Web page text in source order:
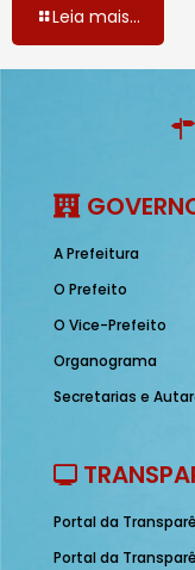
Leia mais...
A Prefeitura
O Prefeito
O Vice-Prefeito
Organograma
Secretarias e
Portal da
Portal da